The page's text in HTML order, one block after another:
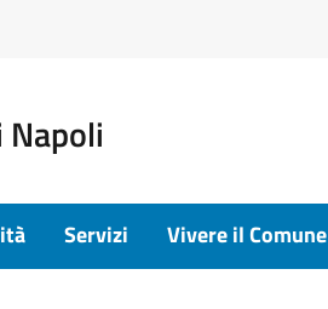
Napoli
Servizi Vivere il Comune